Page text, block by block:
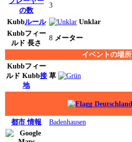
の数
3
Kubbルール
Unklar
Kubbフィー
ルド 長さ
8 メーター
イベントの場所
Kubbフィー
ルド Kubb接
地
草
都市情報 Badenhausen